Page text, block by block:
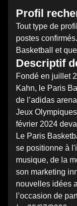
Profil
Tout type de
postes
Basketball et
Descriptif
Fondé en juillet
Kahn, le Paris
de l’adidas
Jeux
février 2024
Le Paris
se positionne à
musique, de la
son marketing
nouvelles idées
l’occasion de